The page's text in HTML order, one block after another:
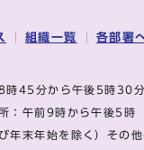
組織一覧 各部署
8時45分から午後5時30
所：午前9時から午後5時
年末年始を除く）その